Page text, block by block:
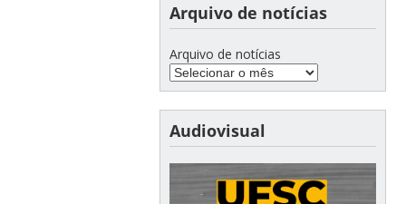
Arquivo de notícias
Arquivo de notícias
Audiovisual